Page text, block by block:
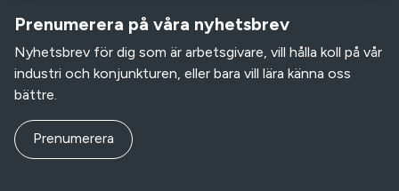
Prenumerera på våra nyhetsbrev
Nyhetsbrev för dig som är arbetsgivare, vill hålla koll på vår
industri och konjunkturen, eller bara vill lära känna oss
bättre.
Prenumerera